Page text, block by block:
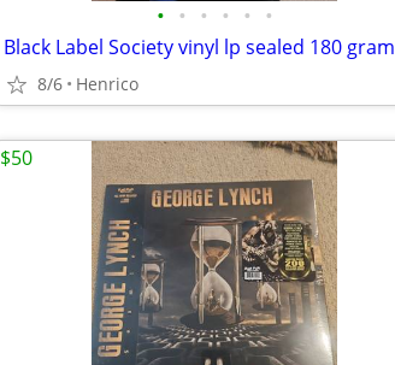
• • • • • •
Black Label Society vinyl lp sealed 180 gram
8/6 Henrico
$50